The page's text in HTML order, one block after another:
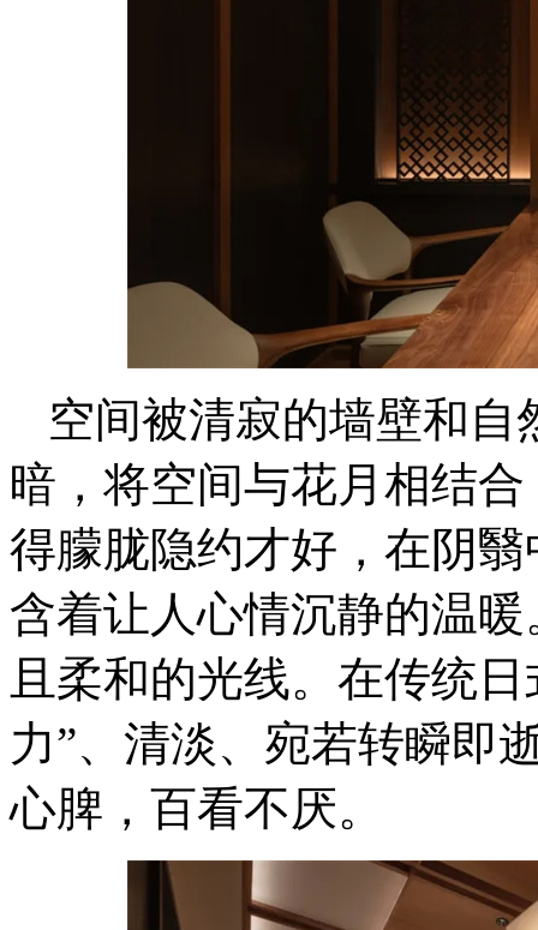
空间被清寂的墙壁和
暗，将空间与花月相结
得朦胧隐约才好，在阴
含着让人心情沉静的温
且柔和的光线。在传统
力”、清淡、宛若转瞬即
心脾，百看不厌。